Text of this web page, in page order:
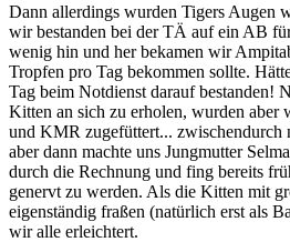
Dann allerdings wurden Tigers Augen
wir bestanden bei der TÄ auf ein AB
wenig hin und her bekamen wir
Tropfen pro Tag bekommen sollte.
Tag beim Notdienst darauf bestanden!
Kitten an sich zu erholen, wurden aber
und KMR zugefüttert... zwischendurch
aber dann machte uns Jungmutter
durch die Rechnung und fing bereits
genervt zu werden. Als die Kitten mit
eigenständig fraßen (natürlich erst als
wir alle erleichtert.